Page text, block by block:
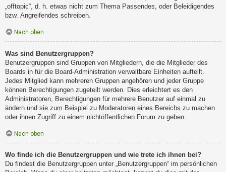
„offtopic“, d. h. etwas nicht zum Thema Passendes, oder Beleidigendes
bzw. Angreifendes schreiben.
Nach oben
Was sind Benutzergruppen?
Benutzergruppen sind Gruppen von Mitgliedern, die die Mitglieder des
Boards in für die Board-Administration verwaltbare Einheiten aufteilt.
Jedes Mitglied kann mehreren Gruppen angehören und jeder Gruppe
können Berechtigungen zugeteilt werden. Dies erleichtert es den
Administratoren, Berechtigungen für mehrere Benutzer auf einmal zu
ändern und sie zum Beispiel zu Moderatoren eines Bereichs zu machen
oder ihnen Zugriff zu einem nichtöffentlichen Forum zu geben.
Nach oben
Wo finde ich die Benutzergruppen und wie trete ich ihnen bei?
Du findest die Benutzergruppen unter „Benutzergruppen“ im persönlichen